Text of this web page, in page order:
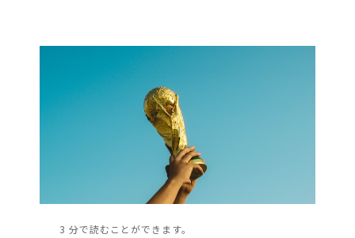
3 分で読むことができます。